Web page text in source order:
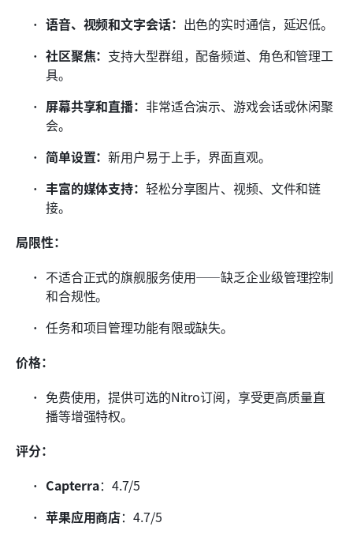
语音、视频和文字会话： 出色的实时通信，延迟低。
社区聚焦： 支持大型群组，配备频道、角色和管理工
具。
屏幕共享和直播： 非常适合演示、游戏会话或休闲聚
会。
简单设置：新用户易于上手，界面直观。
丰富的媒体支持： 轻松分享图片、视频、文件和链
接。
局限性：
不适合正式的旗舰服务使用——缺乏企业级管理控制
和合规性。
任务和项目管理功能有限或缺失。
价格：
免费使用，提供可选的Nitro订阅，享受更高质量直
播等增强特权。
评分：
Capterra：4.7/5
苹果应用商店：4.7/5